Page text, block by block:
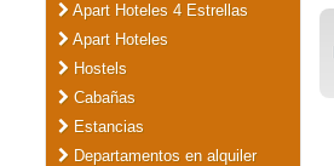
Apart Hoteles 4 Estrellas
Apart Hoteles
Hostels
Cabañas
Estancias
Departamentos en alquiler